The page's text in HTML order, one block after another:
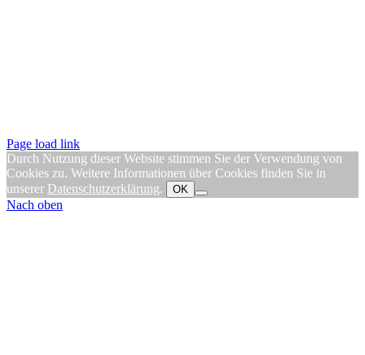
Page load link
Durch Nutzung dieser Website stimmen Sie der Verwendung von
Cookies zu. Weitere Informationen über Cookies finden Sie in
unserer Datenschutzerklärung. OK
Nach oben